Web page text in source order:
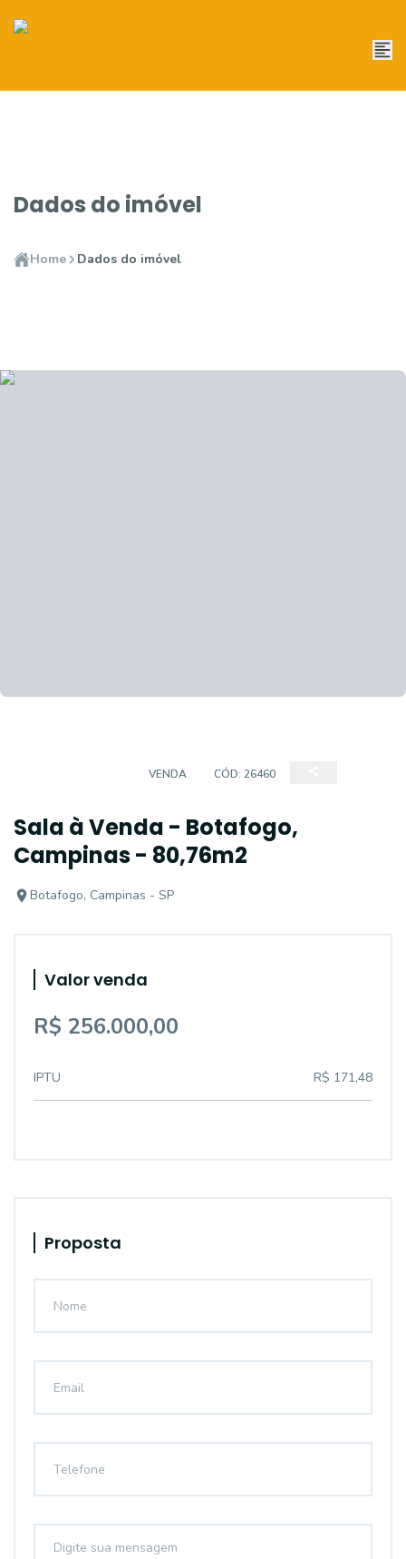
Dados do imóvel
Home Dados do imóvel
VENDA CÓD: 26460
Sala à Venda - Botafogo,
Campinas - 80,76m2
Botafogo, Campinas - SP
Valor venda
R$ 256.000,00
IPTU R$ 171,48
Proposta